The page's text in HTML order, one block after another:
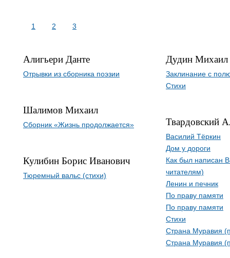
1 2 3
Алигьери Данте
Отрывки из сборника поэзии
Шалимов Михаил
Сборник «Жизнь продолжается»
Кулибин Борис Иванович
Тюремный вальс (стихи)
Дудин Михаил
Заклинание с
Стихи
Твардовский
Василий Тёркин
Дом у дороги
Как был написан
читателям)
Ленин и печник
По праву памяти
По праву памяти
Стихи
Страна Муравия
Страна Муравия